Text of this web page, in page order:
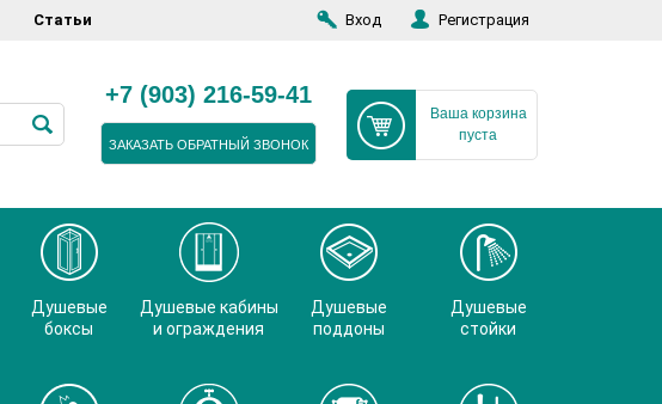
Статьи Вход Регистрация
+7 (903) 216-59-41
ЗАКАЗАТЬ ОБРАТНЫЙ ЗВОНОК
Ваша корзина
пуста
Душевые
боксы
Душевые кабины
и ограждения
Душевые
поддоны
Душевые
стойки